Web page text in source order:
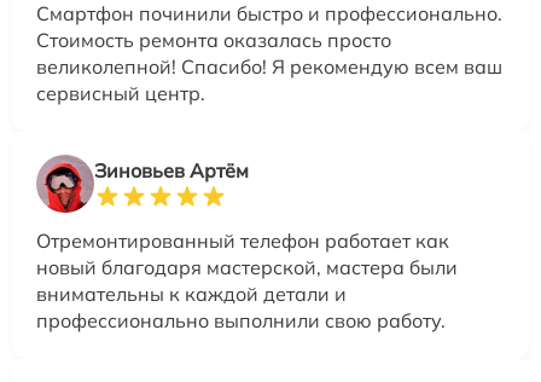
Смартфон починили быстро и профессионально.
Стоимость ремонта оказалась просто
великолепной! Спасибо! Я рекомендую всем ваш
сервисный центр.
Зиновьев Артём
Отремонтированный телефон работает как
новый благодаря мастерской, мастера были
внимательны к каждой детали и
профессионально выполнили свою работу.